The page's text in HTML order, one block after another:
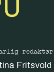
redaktør
Fritsvold